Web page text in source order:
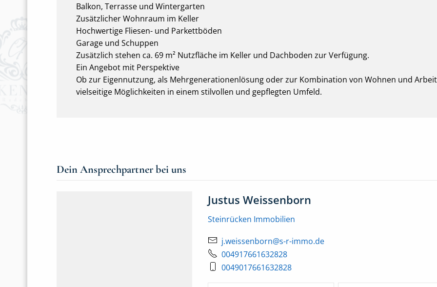
Balkon, Terrasse und Wintergarten
Zusätzlicher Wohnraum im Keller
Hochwertige Fliesen- und Parkettböden
Garage und Schuppen
Zusätzlich stehen ca. 69 m² Nutzfläche im Keller und Dachboden zur Verfügung.
Ein Angebot mit Perspektive
Ob zur Eigennutzung, als Mehrgenerationenlösung oder zur Kombination von Wohnen und
vielseitige Möglichkeiten in einem stilvollen und gepflegten Umfeld.
Dein Ansprechpartner bei uns
Justus Weissenborn
Steinrücken Immobilien
j.weissenborn@s-r-immo.de
004917661632828
0049017661632828